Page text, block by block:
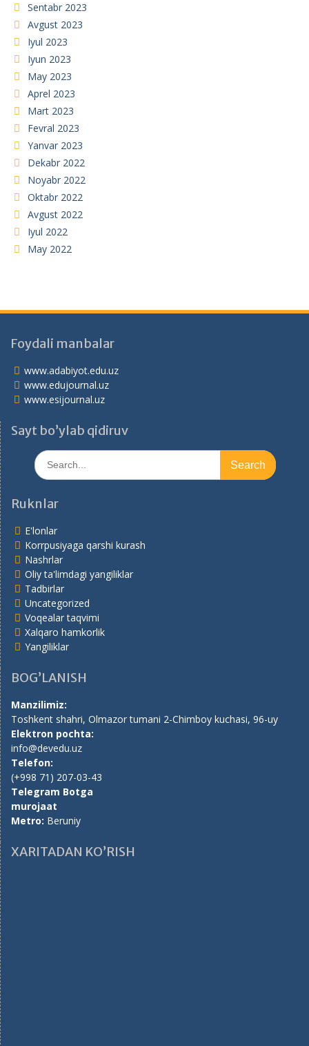
Sentabr 2023
Avgust 2023
Iyul 2023
Iyun 2023
May 2023
Aprel 2023
Mart 2023
Fevral 2023
Yanvar 2023
Dekabr 2022
Noyabr 2022
Oktabr 2022
Avgust 2022
Iyul 2022
May 2022
Foydali manbalar
www.adabiyot.edu.uz
www.edujournal.uz
www.esijournal.uz
Sayt bo’ylab qidiruv
Search
for:
Ruknlar
E'lonlar
Korrpusiyaga qarshi kurash
Nashrlar
Oliy ta'limdagi yangiliklar
Tadbirlar
Uncategorized
Voqealar taqvimi
Xalqaro hamkorlik
Yangiliklar
BOG’LANISH
Manzilimiz:
Toshkent shahri, Olmazor tumani 2-Chimboy kuchasi, 96-uy
Elektron pochta:
info@devedu.uz
Telefon:
(+998 71) 207-03-43
Telegram Botga
murojaat
Metro: Beruniy
XARITADAN KO’RISH